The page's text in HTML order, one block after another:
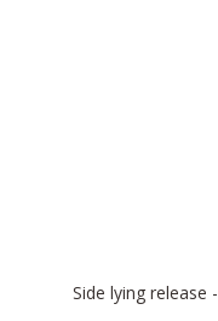
Side lying release